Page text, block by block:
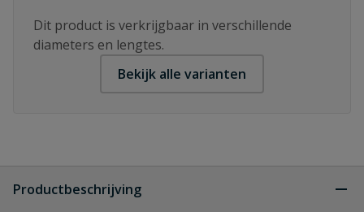
Dit product is verkrijgbaar in verschillende
diameters en lengtes.
Bekijk alle varianten
Productbeschrijving